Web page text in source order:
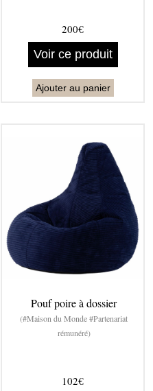
200€
Voir ce produit
Ajouter au panier
Pouf poire à dossier
(#Maison du Monde #Partenariat
rémunéré)
102€